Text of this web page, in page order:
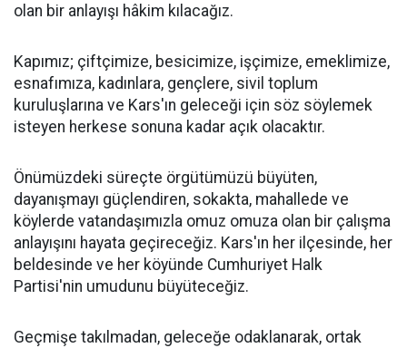
olan bir anlayışı hâkim kılacağız.
Kapımız; çiftçimize, besicimize, işçimize, emeklimize,
esnafımıza, kadınlara, gençlere, sivil toplum
kuruluşlarına ve Kars'ın geleceği için söz söylemek
isteyen herkese sonuna kadar açık olacaktır.
Önümüzdeki süreçte örgütümüzü büyüten,
dayanışmayı güçlendiren, sokakta, mahallede ve
köylerde vatandaşımızla omuz omuza olan bir çalışma
anlayışını hayata geçireceğiz. Kars'ın her ilçesinde, her
beldesinde ve her köyünde Cumhuriyet Halk
Partisi'nin umudunu büyüteceğiz.
Geçmişe takılmadan, geleceğe odaklanarak, ortak